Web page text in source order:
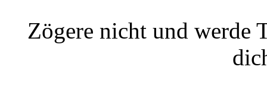
Zögere nicht und werde